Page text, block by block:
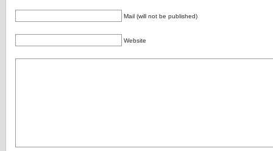
Mail (will not be published)
Website